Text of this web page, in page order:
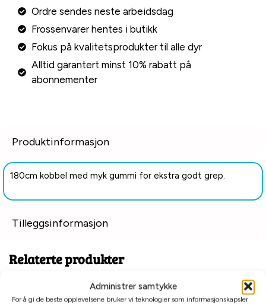
Administrer samtykke
For å gi de beste opplevelsene bruker vi teknologier som informasjonskapsler
Ordre sendes neste arbeidsdag
Frossenvarer hentes i butikk
Fokus på kvalitetsprodukter til alle dyr
Alltid garantert minst 10% rabatt på
abonnementer
Produktinformasjon
180cm kobbel med myk gummi for ekstra godt grep.
Tilleggsinformasjon
Relaterte produkter